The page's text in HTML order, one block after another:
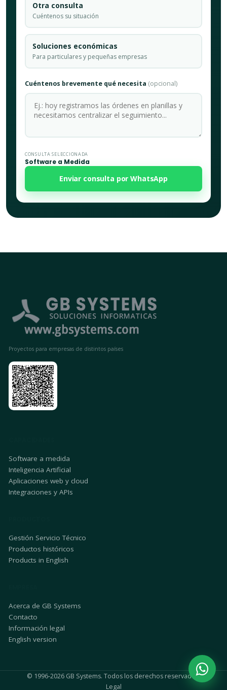
Otra consulta
Cuéntenos su situación
Soluciones económicas
Para particulares y pequeñas empresas
Cuéntenos brevemente qué necesita (opcional)
CONSULTA SELECCIONADA
Software a Medida
Enviar consulta por WhatsApp
Proyectos para empresas de distintos países
Software a medida
Inteligencia Artificial
Aplicaciones web y cloud
Integraciones y APIs
Gestión Servicio Técnico
Productos históricos
Products in English
Acerca de GB Systems
Contacto
Información legal
English version
© 1996-2026 GB Systems. Todos los derechos reservados.
Legal